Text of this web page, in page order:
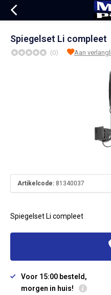
Spiegelset Li compleet
(0) Aan
Artikelcode: 81340037
Spiegelset Li compleet
Voor 15:00 besteld,
morgen in huis!